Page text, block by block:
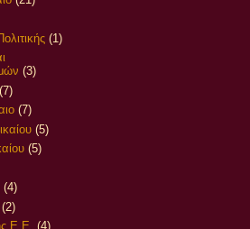
(1)
(3)
(7)
(7)
(5)
(5)
(4)
(2)
Ε.Ε. (4)